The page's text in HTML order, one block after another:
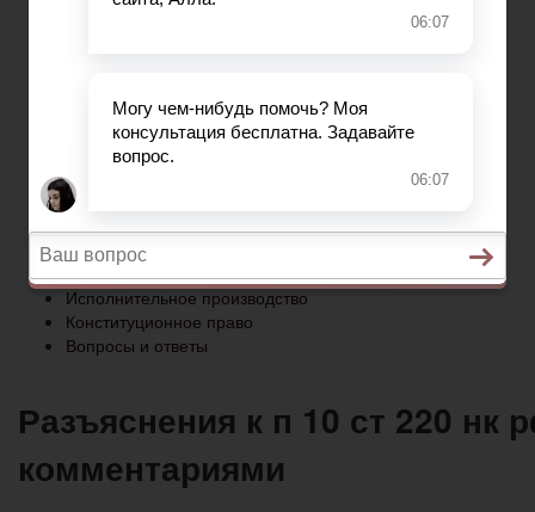
Конституционное право
Вопросы и ответы
Главная
Социальное обеспечение
Квитанции ЖКХ
Исполнительное производство
Конституционное право
Вопросы и ответы
Разъяснения к п 10 ст 220
комментариями